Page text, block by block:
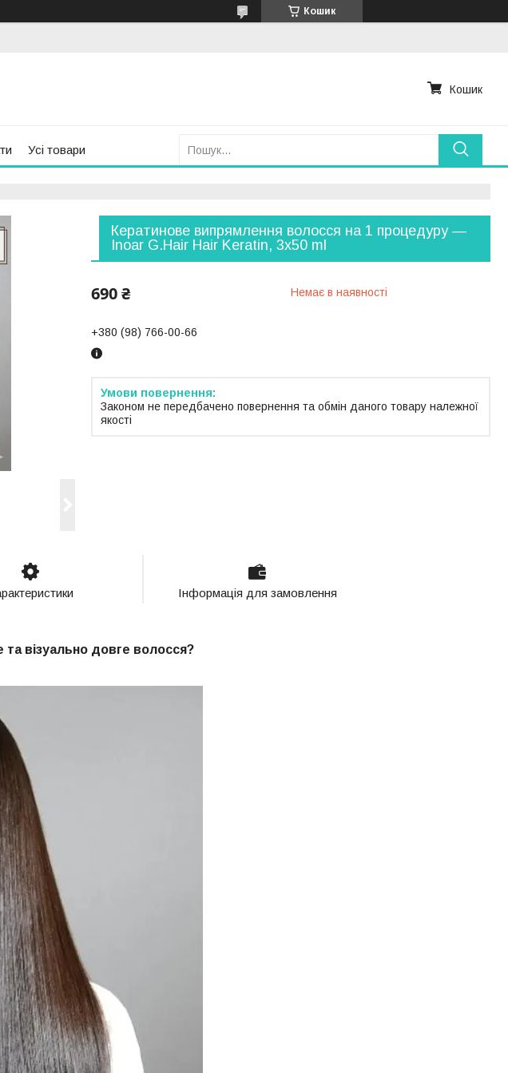
Кошик
Кошик
Усі товари
Кератинове випрямлення волосся на 1 процедуру —
Inoar G.Hair Hair Keratin, 3х50 ml
690 ₴ Немає в наявності
+380 (98) 766-00-66
Законом не передбачено повернення та обмін даного товару належної
якості
Інформація для замовлення
візуально довге волосся?